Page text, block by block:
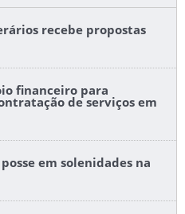
recebe propostas
financeiro para
de serviços em
em solenidades na